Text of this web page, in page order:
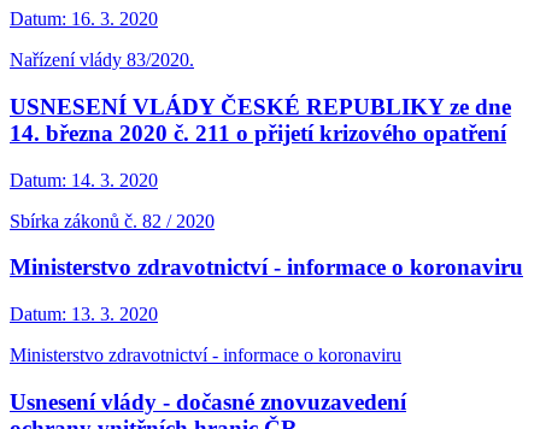
Datum: 16. 3. 2020
Nařízení vlády 83/2020.
USNESENÍ VLÁDY ČESKÉ REPUBLIKY ze dne
14. března 2020 č. 211 o přijetí krizového opatření
Datum: 14. 3. 2020
Sbírka zákonů č. 82 / 2020
Ministerstvo zdravotnictví - informace o koronaviru
Datum: 13. 3. 2020
Ministerstvo zdravotnictví - informace o koronaviru
Usnesení vlády - dočasné znovuzavedení